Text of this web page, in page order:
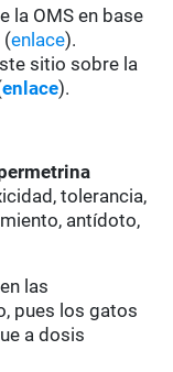
la OMS en base
(enlace).
sitio sobre la
enlace).
tolerancia,
antídoto,
las
pues los gatos
a dosis